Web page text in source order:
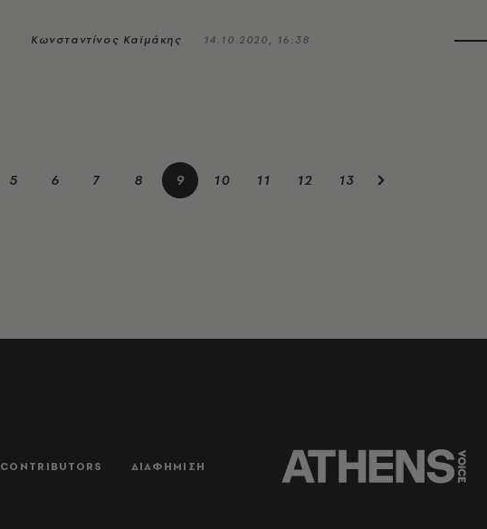
Κωνσταντίνος Καϊμάκης 14.10.2020, 16:38
5 6 7 8 9 10 11 12 13
CONTRIBUTORS ΔΙΑΦΗΜΙΣΗ